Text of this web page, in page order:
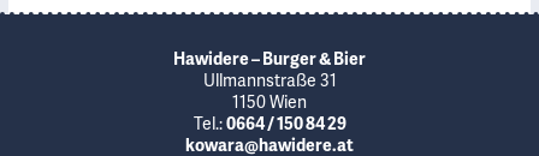
Hawidere – Burger & Bier
Ullmannstraße 31
1150 Wien
Tel.:0664 / 150 84 29
kowara@hawidere.at